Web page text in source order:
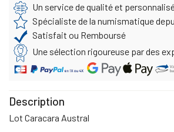
Un service de qualité et
Spécialiste de la numismatique
Satisfait ou Remboursé
Une sélection rigoureuse par des
Description
Lot Caracara Austral